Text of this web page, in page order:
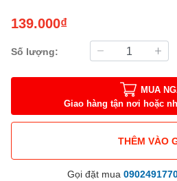
139.000₫
Số lượng:
MUA
Giao hàng tận nơi hoặc
THÊM VÀO
Gọi đặt mua